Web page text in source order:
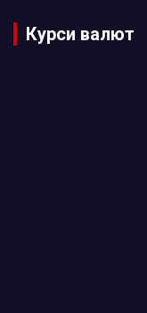
Курси валют